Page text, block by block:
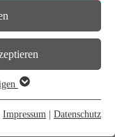
Funktionen der
Impressum Datenschutz